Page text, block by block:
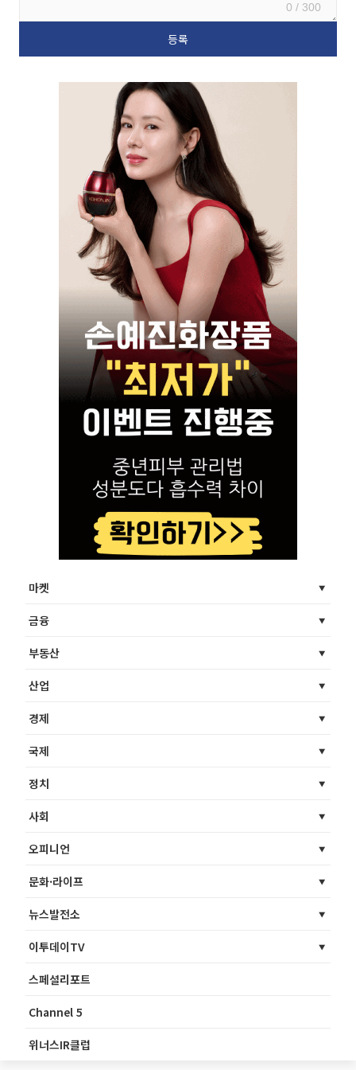
0 / 300
마켓
금융
부동산
산업
경제
국제
정치
사회
오피니언
문화·라이프
뉴스발전소
이투데이TV
스페셜리포트
Channel 5
위너스IR클럽